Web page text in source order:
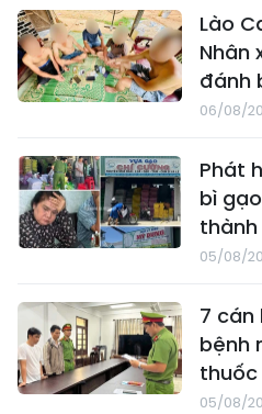
Lào
Nhân
đánh
06/08/
Phát
bì
thành
05/08/
7 cán
bệnh
05/08/